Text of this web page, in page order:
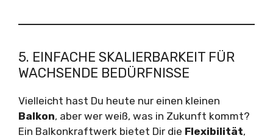
5. EINFACHE SKALIERBARKEIT FÜR
WACHSENDE BEDÜRFNISSE
Vielleicht hast Du heute nur einen kleinen
Balkon, aber wer weiß, was in Zukunft kommt?
Ein Balkonkraftwerk bietet Dir die Flexibilität,